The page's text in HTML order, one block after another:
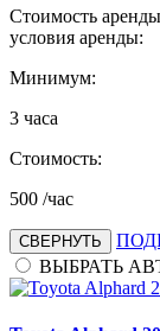
Стоимость
условия аренды:
Минимум:
3 часа
Стоимость:
500 /час
СВЕРНУТЬ
ВЫБРАТЬ